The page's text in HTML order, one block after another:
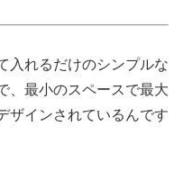
入れるだけのシンプルな
、最小のスペースで最大
ザインされているんです